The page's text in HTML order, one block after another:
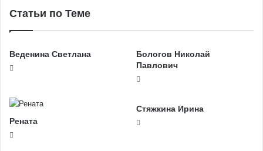
Статьи по Теме
Веденина Светлана
Бологов Николай
Павлович
Рената
Стяжкина Ирина